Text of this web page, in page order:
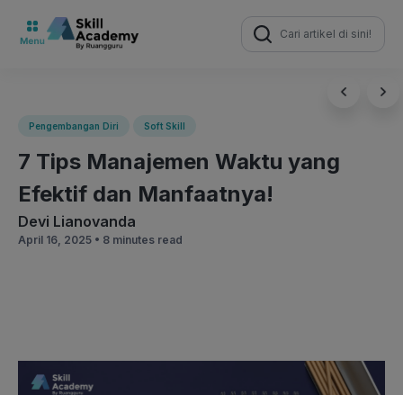
Search
for:
Pengembangan Diri Soft Skill
7 Tips Manajemen Waktu yang
Efektif dan Manfaatnya!
Devi Lianovanda
April 16, 2025 • 8 minutes read